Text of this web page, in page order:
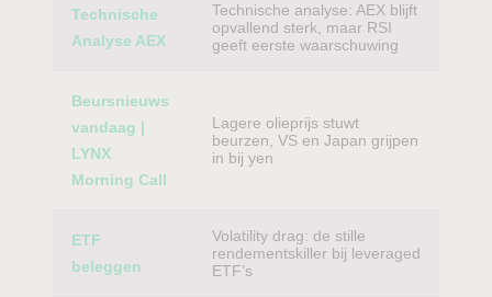
Technische
Analyse AEX
Technische analyse: AEX blijft
opvallend sterk, maar RSI
geeft eerste waarschuwing
Beursnieuws
vandaag |
LYNX
Morning Call
Lagere olieprijs stuwt
beurzen, VS en Japan grijpen
in bij yen
ETF
beleggen
Volatility drag: de stille
rendementskiller bij leveraged
ETF’s